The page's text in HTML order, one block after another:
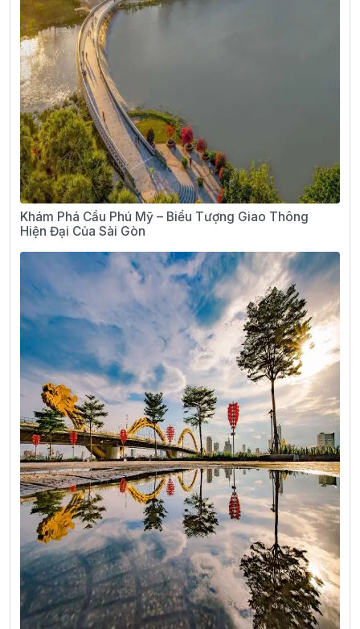
Khám Phá Cầu Phú Mỹ – Biểu Tượng Giao Thông
Hiện Đại Của Sài Gòn